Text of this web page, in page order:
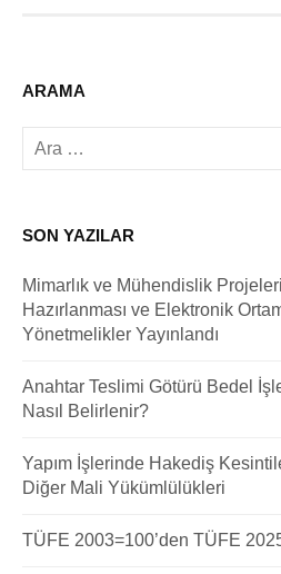
ARAMA
Arama:
SON YAZILAR
Mimarlık ve Mühendislik
Hazırlanması ve Elektronik
Yönetmelikler Yayınlandı
Anahtar Teslimi Götürü Bedel
Nasıl Belirlenir?
Yapım İşlerinde Hakediş
Diğer Mali Yükümlülükleri
TÜFE 2003=100’den TÜFE